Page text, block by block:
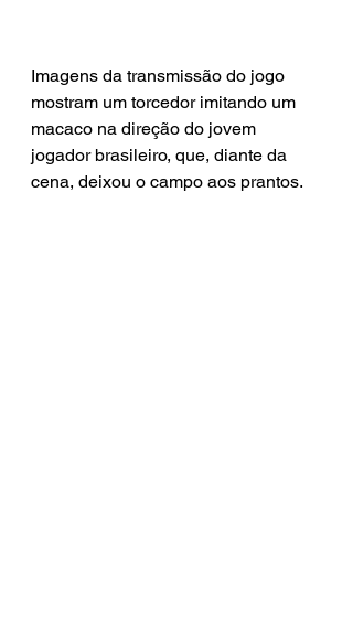
Imagens da transmissão do jogo
mostram um torcedor imitando um
macaco na direção do jovem
jogador brasileiro, que, diante da
cena, deixou o campo aos prantos.